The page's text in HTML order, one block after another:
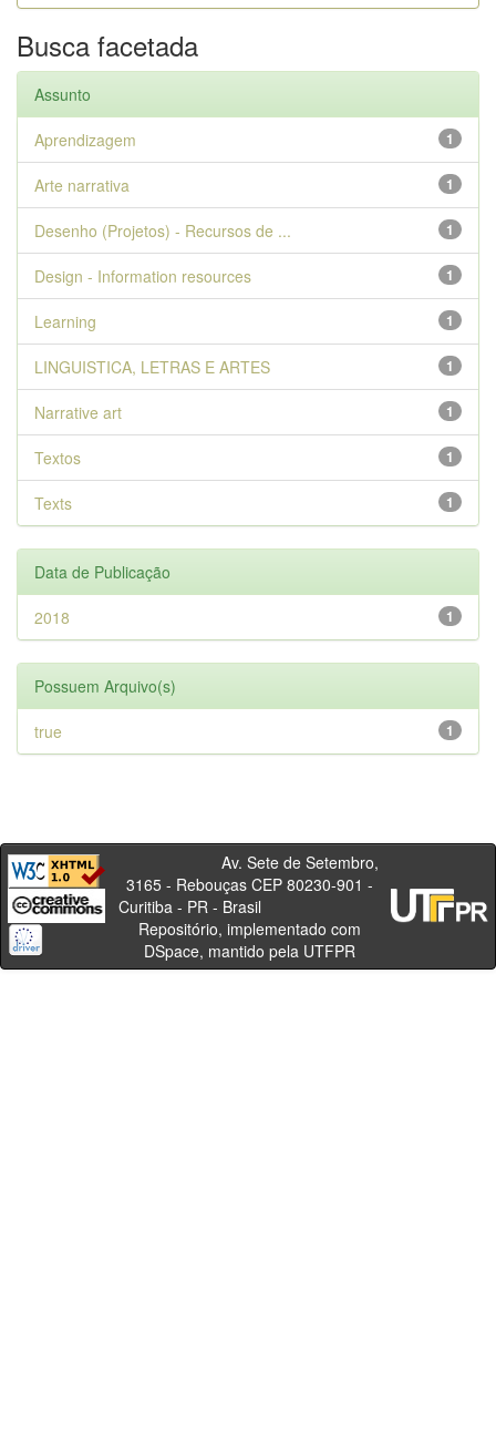
Busca facetada
Assunto
1
Aprendizagem
1
Arte narrativa
1
Desenho (Projetos) - Recursos de ...
1
Design - Information resources
1
Learning
1
LINGUISTICA, LETRAS E ARTES
1
Narrative art
1
Textos
1
Texts
Data de Publicação
1
2018
Possuem Arquivo(s)
1
true
Av. Sete de Setembro,
3165 - Rebouças CEP 80230-901 -
Curitiba - PR - Brasil
Repositório, implementado com
DSpace, mantido pela UTFPR